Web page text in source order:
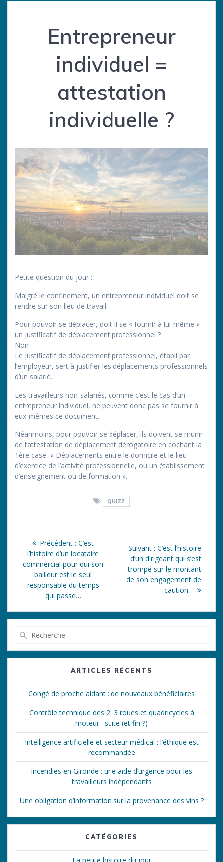
Entrepreneur
individuel =
attestation
individuelle ?
Petite question du jour :
Malgré le confinement, un entrepreneur individuel doit se
rendre sur son lieu de travail.
Pour pouvoir se déplacer, doit-il se « fournir à lui-même »
un justificatif de déplacement professionnel ?
Non
Le justificatif de déplacement professionnel, établi par
l’employeur, sert à justifier les déplacements professionnels
d’un salarié.
Les travailleurs non-salariés, comme c’est le cas d’un
entrepreneur individuel, ne peuvent donc pas se fournir à
eux-mêmes ce document.
Néanmoins, pour pouvoir se déplacer, ils doivent se munir
de l’attestation de déplacement dérogatoire en cochant la
1ère case » Déplacements entre le domicile et le lieu
d’exercice de l’activité professionnelle, ou un établissement
d’enseignement ou de formation ».
QUIZZ
Navigation
de
l’article
Précédent : Article
précédent
:
C’est
l’histoire d’un locataire
commercial pour qui son
bailleur est le seul
responsable du temps
qui passe…
Suivant : Article
suivant
:
C’est l’histoire
d’un dirigeant qui s’est
trompé sur le montant
de son engagement de
caution…
:
ARTICLES RÉCENTS
Congé de proche aidant : de nouveaux bénéficiaires
Contrôle technique des 2, 3 roues et quadricycles à
moteur : suite (et fin ?)
Intelligence artificielle et secteur médical : l’éthique est
recommandée
Incendies en Gironde : une aide d’urgence pour les
travailleurs indépendants
Une obligation d’information sur la provenance des vins ?
CATÉGORIES
La petite histoire du jour